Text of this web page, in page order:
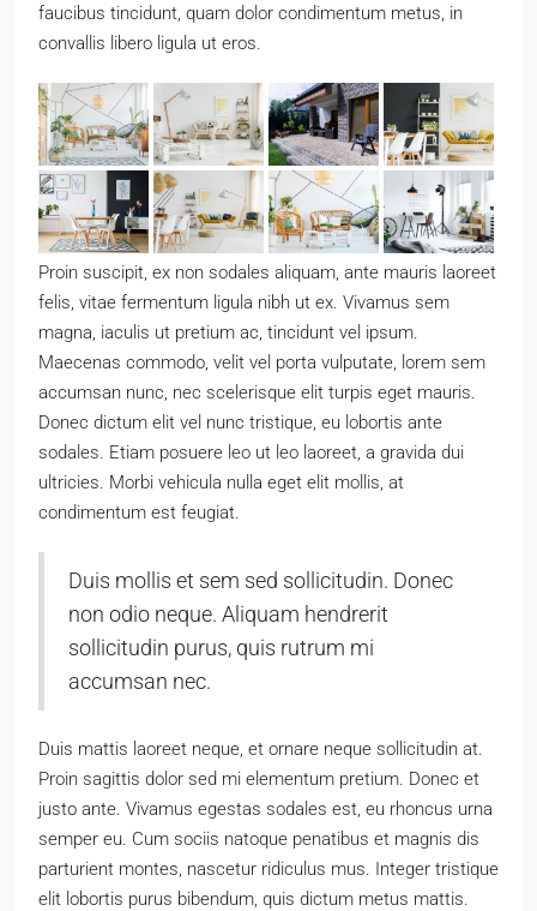
faucibus tincidunt, quam dolor condimentum metus, in
convallis libero ligula ut eros.
Proin suscipit, ex non sodales aliquam, ante mauris laoreet
felis, vitae fermentum ligula nibh ut ex. Vivamus sem
magna, iaculis ut pretium ac, tincidunt vel ipsum.
Maecenas commodo, velit vel porta vulputate, lorem sem
accumsan nunc, nec scelerisque elit turpis eget mauris.
Donec dictum elit vel nunc tristique, eu lobortis ante
sodales. Etiam posuere leo ut leo laoreet, a gravida dui
ultricies. Morbi vehicula nulla eget elit mollis, at
condimentum est feugiat.
Duis mollis et sem sed sollicitudin. Donec
non odio neque. Aliquam hendrerit
sollicitudin purus, quis rutrum mi
accumsan nec.
Duis mattis laoreet neque, et ornare neque sollicitudin at.
Proin sagittis dolor sed mi elementum pretium. Donec et
justo ante. Vivamus egestas sodales est, eu rhoncus urna
semper eu. Cum sociis natoque penatibus et magnis dis
parturient montes, nascetur ridiculus mus. Integer tristique
elit lobortis purus bibendum, quis dictum metus mattis.